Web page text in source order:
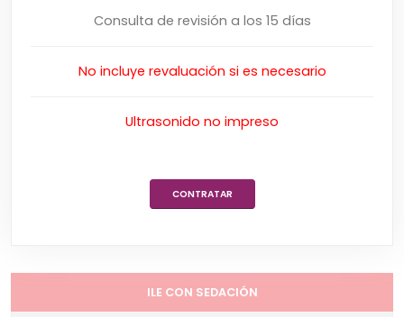
Consulta de revisión a los 15 días
No incluye revaluación si es necesario
Ultrasonido no impreso
CONTRATAR
ILE CON SEDACIÓN